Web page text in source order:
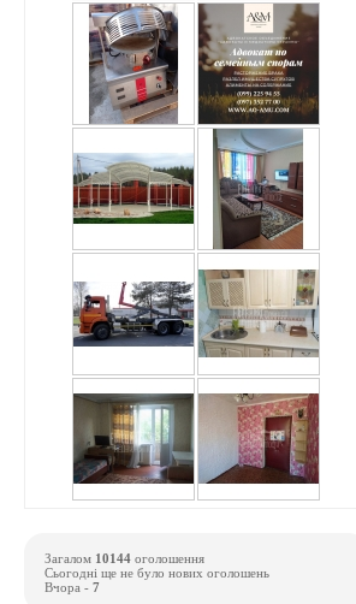
Загалом 10144 оголошення
Сьогодні ще не було нових оголошень
Вчора - 7